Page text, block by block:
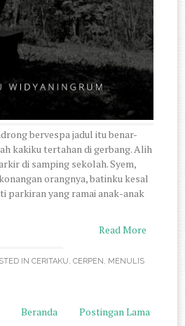
bervespa jadul itu benar-
kakiku tertahan di gerbang. Alih
di samping sekolah. Syem,
orangnya, batinku kesal
parkiran yang ramai anak-anak
Read More
IN CERITAKU, CERPEN , MENULIS
Postingan Lama
Beranda